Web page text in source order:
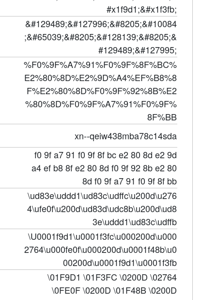
#x1f9d1;&#x1f3fb;
&#129489;&#127996;&#8205;&#10084
;&#65039;&#8205;&#128139;&#8205;&
#129489;&#127995;
%F0%9F%A7%91%F0%9F%8F%BC%
E2%80%8D%E2%9D%A4%EF%B8%8
F%E2%80%8D%F0%9F%92%8B%E2
%80%8D%F0%9F%A7%91%F0%9F%
8F%BB
xn--qeiw438mba78c14sda
f0 9f a7 91 f0 9f 8f bc e2 80 8d e2 9d
a4 ef b8 8f e2 80 8d f0 9f 92 8b e2 80
8d f0 9f a7 91 f0 9f 8f bb
\ud83e\uddd1\ud83c\udffc\u200d\u276
4\ufe0f\u200d\ud83d\udc8b\u200d\ud8
3e\uddd1\ud83c\udffb
\U0001f9d1\u0001f3fc\u000200d\u000
2764\u000fe0f\u000200d\u0001f48b\u0
00200d\u0001f9d1\u0001f3fb
\01F9D1 \01F3FC \0200D \02764
\0FE0F \0200D \01F48B \0200D